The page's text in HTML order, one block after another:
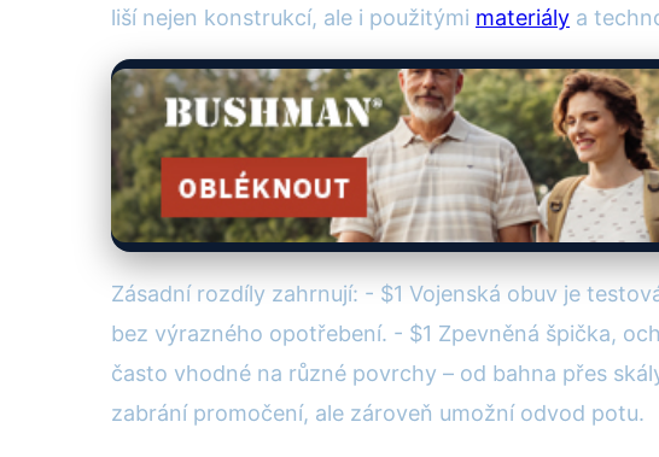
liší nejen konstrukcí, ale i použitými materiály a
Zásadní rozdíly zahrnují: - $1 Vojenská obuv je
bez výrazného opotřebení. - $1 Zpevněná špička,
často vhodné na různé povrchy – od bahna přes
zabrání promočení, ale zároveň umožní odvod potu.